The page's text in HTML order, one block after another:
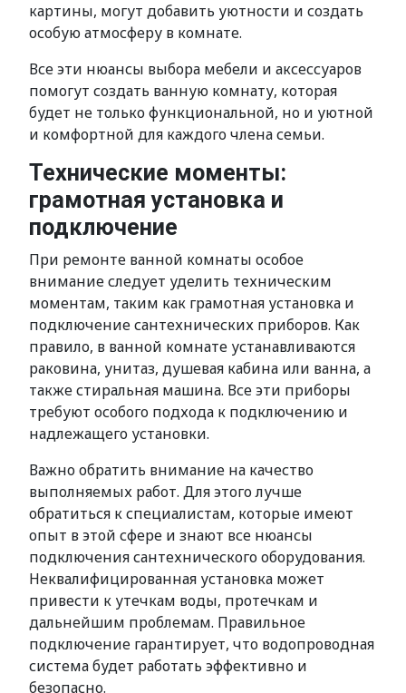
картины, могут добавить уютности и создать
особую атмосферу в комнате.
Все эти нюансы выбора мебели и аксессуаров
помогут создать ванную комнату, которая
будет не только функциональной, но и уютной
и комфортной для каждого члена семьи.
Технические моменты:
грамотная установка и
подключение
При ремонте ванной комнаты особое
внимание следует уделить техническим
моментам, таким как грамотная установка и
подключение сантехнических приборов. Как
правило, в ванной комнате устанавливаются
раковина, унитаз, душевая кабина или ванна, а
также стиральная машина. Все эти приборы
требуют особого подхода к подключению и
надлежащего установки.
Важно обратить внимание на качество
выполняемых работ. Для этого лучше
обратиться к специалистам, которые имеют
опыт в этой сфере и знают все нюансы
подключения сантехнического оборудования.
Неквалифицированная установка может
привести к утечкам воды, протечкам и
дальнейшим проблемам. Правильное
подключение гарантирует, что водопроводная
система будет работать эффективно и
безопасно.